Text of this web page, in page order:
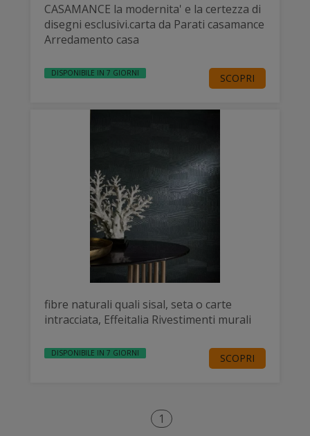
CASAMANCE la modernita' e la certezza di
disegni esclusivi.carta da Parati casamance
Arredamento casa
DISPONIBILE IN 7 GIORNI SCOPRI
fibre naturali quali sisal, seta o carte
intracciata, Effeitalia Rivestimenti murali
DISPONIBILE IN 7 GIORNI SCOPRI
1